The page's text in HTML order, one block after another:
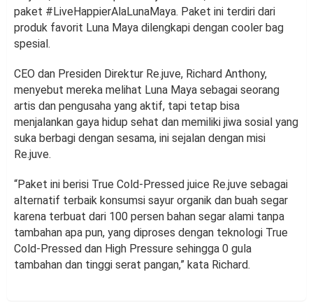
paket #LiveHappierAlaLunaMaya. Paket ini terdiri dari
produk favorit Luna Maya dilengkapi dengan cooler bag
spesial.
CEO dan Presiden Direktur Re.juve, Richard Anthony,
menyebut mereka melihat Luna Maya sebagai seorang
artis dan pengusaha yang aktif, tapi tetap bisa
menjalankan gaya hidup sehat dan memiliki jiwa sosial yang
suka berbagi dengan sesama, ini sejalan dengan misi
Re.juve.
“Paket ini berisi True Cold-Pressed juice Re.juve sebagai
alternatif terbaik konsumsi sayur organik dan buah segar
karena terbuat dari 100 persen bahan segar alami tanpa
tambahan apa pun, yang diproses dengan teknologi True
Cold-Pressed dan High Pressure sehingga 0 gula
tambahan dan tinggi serat pangan,” kata Richard.